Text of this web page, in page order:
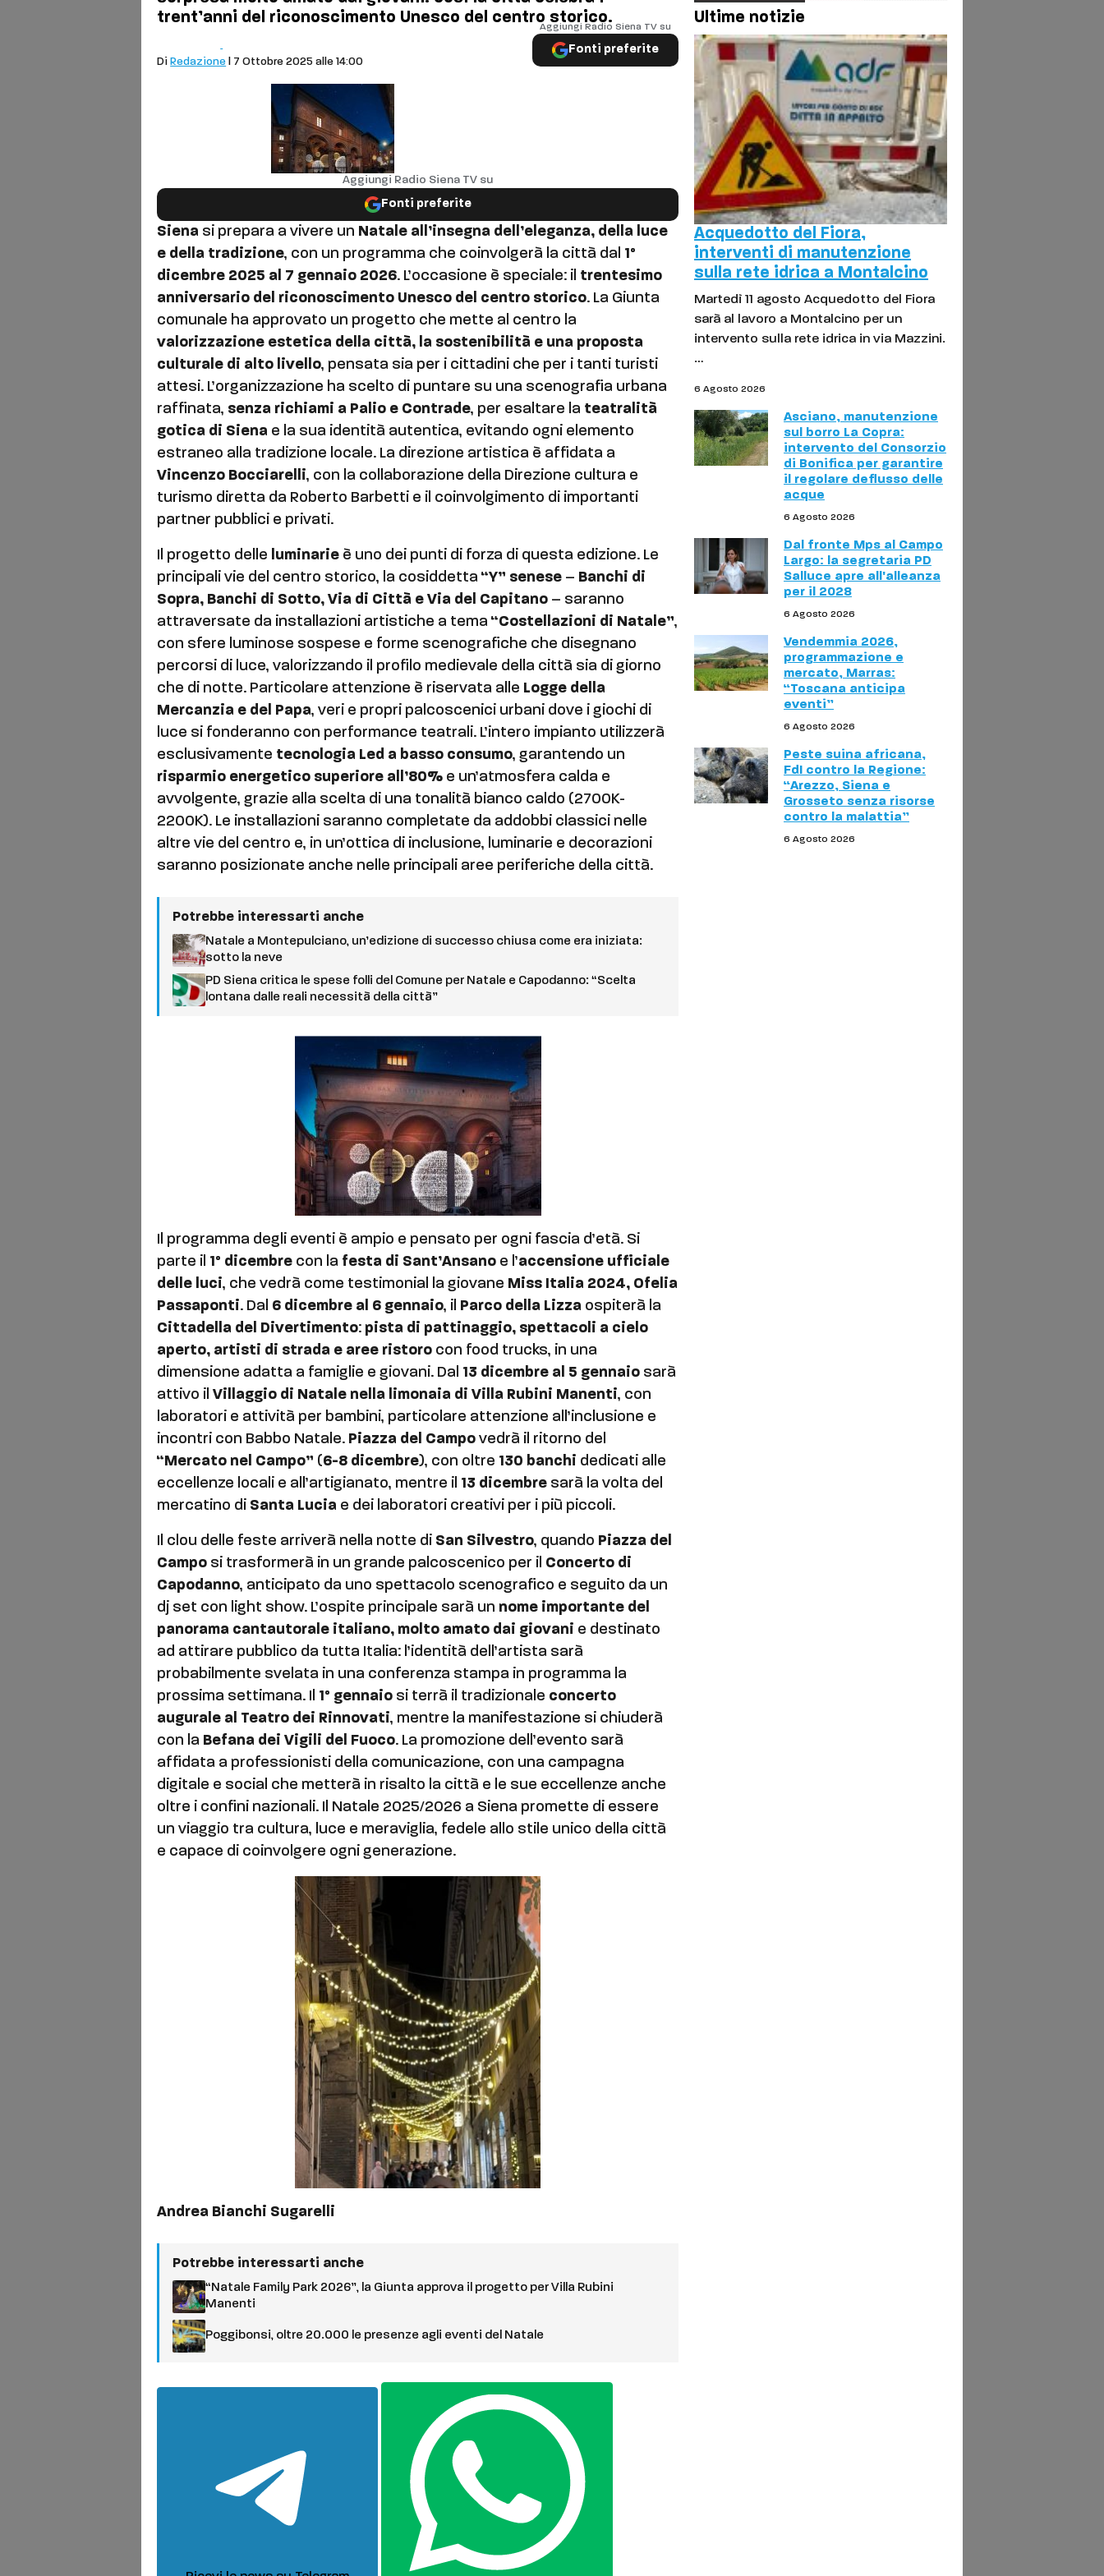
trent’anni del riconoscimento Unesco del centro storico.
Di Redazione | 7 Ottobre 2025 alle 14:00
Aggiungi Radio Siena TV su
Fonti preferite
Aggiungi Radio Siena TV su
Fonti preferite
Siena si prepara a vivere un Natale all’insegna dell’eleganza, della luce
e della tradizione, con un programma che coinvolgerà la città dal 1°
dicembre 2025 al 7 gennaio 2026. L’occasione è speciale: il trentesimo
anniversario del riconoscimento Unesco del centro storico. La Giunta
comunale ha approvato un progetto che mette al centro la
valorizzazione estetica della città, la sostenibilità e una proposta
culturale di alto livello, pensata sia per i cittadini che per i tanti turisti
attesi. L’organizzazione ha scelto di puntare su una scenografia urbana
raffinata, senza richiami a Palio e Contrade, per esaltare la teatralità
gotica di Siena e la sua identità autentica, evitando ogni elemento
estraneo alla tradizione locale. La direzione artistica è affidata a
Vincenzo Bocciarelli, con la collaborazione della Direzione cultura e
turismo diretta da Roberto Barbetti e il coinvolgimento di importanti
partner pubblici e privati.
Il progetto delle luminarie è uno dei punti di forza di questa edizione. Le
principali vie del centro storico, la cosiddetta“Y” senese – Banchi di
Sopra, Banchi di Sotto, Via di Città e Via del Capitano – saranno
attraversate da installazioni artistiche a tema“Costellazioni di Natale”,
con sfere luminose sospese e forme scenografiche che disegnano
percorsi di luce, valorizzando il profilo medievale della città sia di giorno
che di notte. Particolare attenzione è riservata alle Logge della
Mercanzia e del Papa, veri e propri palcoscenici urbani dove i giochi di
luce si fonderanno con performance teatrali. L’intero impianto utilizzerà
esclusivamente tecnologia Led a basso consumo, garantendo un
risparmio energetico superiore all’80% e un’atmosfera calda e
avvolgente, grazie alla scelta di una tonalità bianco caldo (2700K-
2200K). Le installazioni saranno completate da addobbi classici nelle
altre vie del centro e, in un’ottica di inclusione, luminarie e decorazioni
saranno posizionate anche nelle principali aree periferiche della città.
Potrebbe interessarti anche
Natale a Montepulciano, un’edizione di successo chiusa come era iniziata:
sotto la neve
PD Siena critica le spese folli del Comune per Natale e Capodanno: “Scelta
lontana dalle reali necessità della città”
Il programma degli eventi è ampio e pensato per ogni fascia d’età. Si
parte il 1° dicembre con la festa di Sant’Ansano e l’accensione ufficiale
delle luci, che vedrà come testimonial la giovane Miss Italia 2024, Ofelia
Passaponti. Dal 6 dicembre al 6 gennaio, il Parco della Lizza ospiterà la
Cittadella del Divertimento: pista di pattinaggio, spettacoli a cielo
aperto, artisti di strada e aree ristoro con food trucks, in una
dimensione adatta a famiglie e giovani. Dal 13 dicembre al 5 gennaio sarà
attivo ilVillaggio di Natale nella limonaia di Villa Rubini Manenti, con
laboratori e attività per bambini, particolare attenzione all’inclusione e
incontri con Babbo Natale. Piazza del Campo vedrà il ritorno del
“Mercato nel Campo” (6-8 dicembre), con oltre 130 banchi dedicati alle
eccellenze locali e all’artigianato, mentre il 13 dicembre sarà la volta del
mercatino di Santa Lucia e dei laboratori creativi per i più piccoli.
Il clou delle feste arriverà nella notte di San Silvestro, quando Piazza del
Campo si trasformerà in un grande palcoscenico per il Concerto di
Capodanno, anticipato da uno spettacolo scenografico e seguito da un
dj set con light show. L’ospite principale sarà un nome importante del
panorama cantautorale italiano, molto amato dai giovani e destinato
ad attirare pubblico da tutta Italia: l’identità dell’artista sarà
probabilmente svelata in una conferenza stampa in programma la
prossima settimana. Il 1° gennaio si terrà il tradizionale concerto
augurale al Teatro dei Rinnovati, mentre la manifestazione si chiuderà
con la Befana dei Vigili del Fuoco. La promozione dell’evento sarà
affidata a professionisti della comunicazione, con una campagna
digitale e social che metterà in risalto la città e le sue eccellenze anche
oltre i confini nazionali. Il Natale 2025/2026 a Siena promette di essere
un viaggio tra cultura, luce e meraviglia, fedele allo stile unico della città
e capace di coinvolgere ogni generazione.
Andrea Bianchi Sugarelli
Potrebbe interessarti anche
“Natale Family Park 2026”, la Giunta approva il progetto per Villa Rubini
Manenti
Poggibonsi, oltre 20.000 le presenze agli eventi del Natale
Ultime notizie
Acquedotto del Fiora,
interventi di manutenzione
sulla rete idrica a Montalcino
Martedì 11 agosto Acquedotto del Fiora
sarà al lavoro a Montalcino per un
intervento sulla rete idrica in via Mazzini.
…
6 Agosto 2026
Asciano, manutenzione
sul borro La Copra:
intervento del Consorzio
di Bonifica per garantire
il regolare deflusso delle
acque
6 Agosto 2026
Dal fronte Mps al Campo
Largo: la segretaria PD
Salluce apre all'alleanza
per il 2028
6 Agosto 2026
Vendemmia 2026,
programmazione e
mercato, Marras:
“Toscana anticipa
eventi”
6 Agosto 2026
Peste suina africana,
FdI contro la Regione:
“Arezzo, Siena e
Grosseto senza risorse
contro la malattia”
6 Agosto 2026